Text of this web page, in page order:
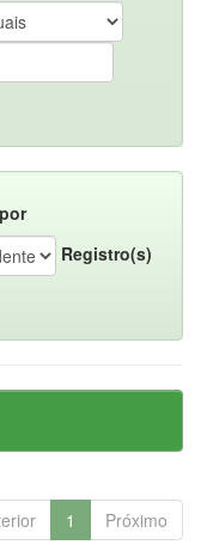
Registro(s)
1 Próximo